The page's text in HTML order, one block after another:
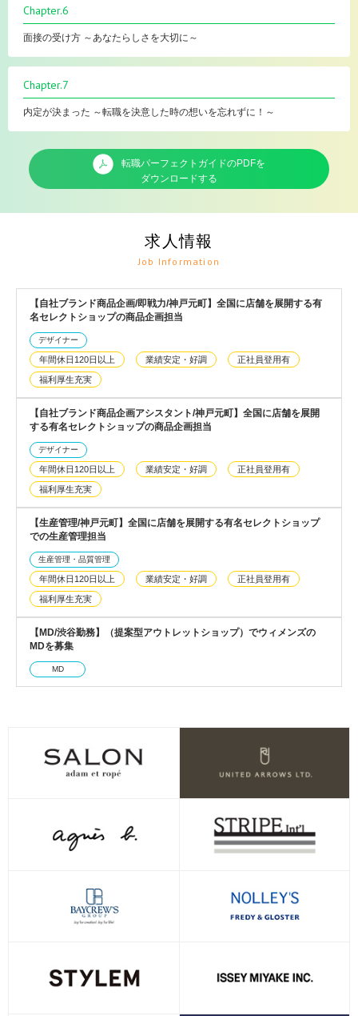
Chapter.6
面接の受け方 ～あなたらしさを大切に～
Chapter.7
内定が決まった ～転職を決意した時の想いを忘れずに！～
転職パーフェクトガイドのPDFを
ダウンロードする
求人情報
Job Information
【自社ブランド商品企画/即戦力/神戸元町】全国に店舗を展開する有
名セレクトショップの商品企画担当
デザイナー
年間休日120日以上 業績安定・好調 正社員登用有
福利厚生充実
【自社ブランド商品企画アシスタント/神戸元町】全国に店舗を展開
する有名セレクトショップの商品企画担当
デザイナー
年間休日120日以上 業績安定・好調 正社員登用有
福利厚生充実
【生産管理/神戸元町】全国に店舗を展開する有名セレクトショップ
での生産管理担当
生産管理・品質管理
年間休日120日以上 業績安定・好調 正社員登用有
福利厚生充実
【MD/渋谷勤務】（提案型アウトレットショップ）でウィメンズの
MDを募集
MD